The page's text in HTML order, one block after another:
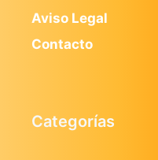
Aviso Legal
Contacto
Categorías